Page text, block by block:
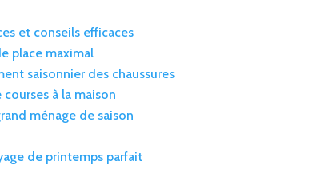
et conseils efficaces
place maximal
saisonnier des chaussures
à la maison
ménage de saison
de printemps parfait